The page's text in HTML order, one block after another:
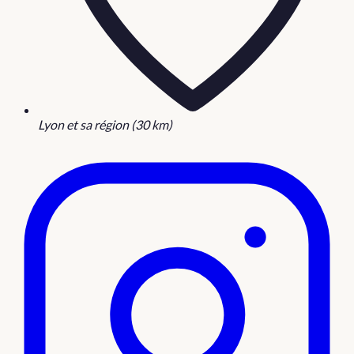
Lyon et sa région (30 km)